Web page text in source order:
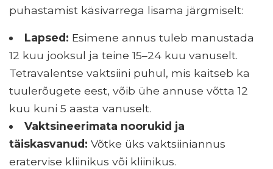
puhastamist käsivarrega lisama järgmiselt:
Lapsed: Esimene annus tuleb manustada
12 kuu jooksul ja teine ​​15–24 kuu vanuselt.
Tetravalentse vaktsiini puhul, mis kaitseb ka
tuulerõugete eest, võib ühe annuse võtta 12
kuu kuni 5 aasta vanuselt.
Vaktsineerimata noorukid ja
täiskasvanud: Võtke üks vaktsiiniannus
eratervise kliinikus või kliinikus.